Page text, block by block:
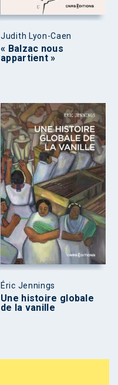
Judith Lyon-Caen
« Balzac nous
appartient »
Éric Jennings
Une histoire globale
de la vanille